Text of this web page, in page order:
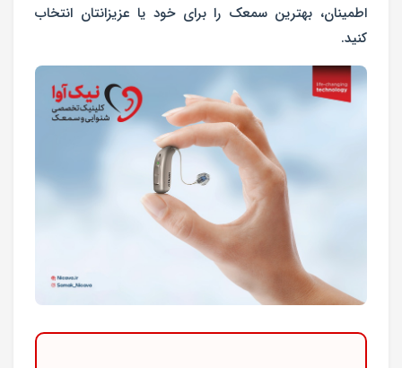
اطمینان، بهترین سمعک را برای خود یا عزیزانتان انتخاب
کنید.